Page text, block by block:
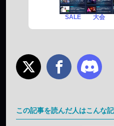
SALE 大会
この記事を読んだ人はこんな